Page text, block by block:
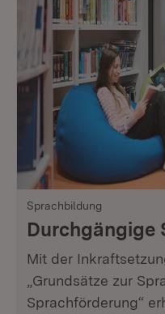
Sprachbildung
Durchgängige
Mit der
„Grundsätze zur
Sprachförderung“